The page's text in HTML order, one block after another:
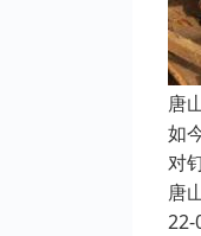
唐
如
对
唐
22-